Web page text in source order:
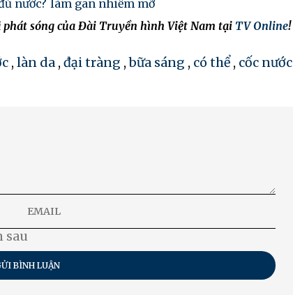
nước? làm gan nhiễm mỡ
sóng của Đài Truyền hình Việt Nam tại TV Online!
, làn da , đại tràng ,bữa sáng , có thể , cốc nước
sau
BÌNH LUẬN